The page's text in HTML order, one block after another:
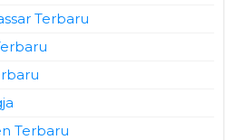
Terbaru
Terbaru